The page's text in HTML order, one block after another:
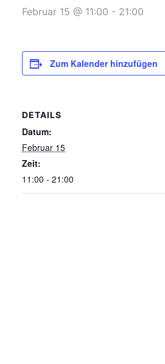
Februar 15 @ 11:00 - 21:00
Zum Kalender hinzufügen
DETAILS
Datum:
Februar 15
Zeit:
11:00 - 21:00